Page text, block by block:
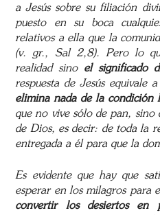
a Jesús sobre su filiación
puesto en su boca
relativos a ella que la
(v. gr., Sal 2,8). Pero lo
realidad sino el significado
respuesta de Jesús equivale
elimina nada de la condición
que no vive sólo de pan, sino
de Dios, es decir: de toda la
entregada a él para que la
Es evidente que hay que
esperar en los milagros para
convertir los desiertos en